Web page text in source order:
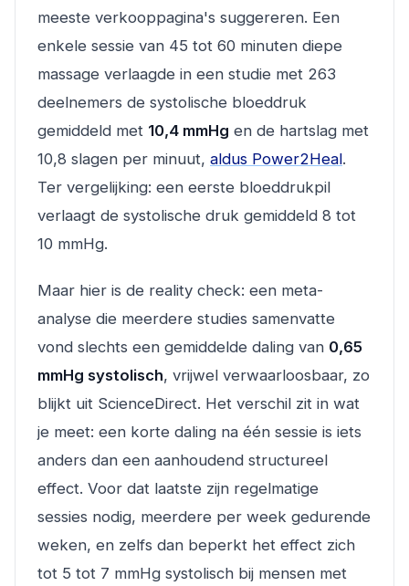
meeste verkooppagina's suggereren. Een
enkele sessie van 45 tot 60 minuten diepe
massage verlaagde in een studie met 263
deelnemers de systolische bloeddruk
gemiddeld met 10,4 mmHg en de hartslag met
10,8 slagen per minuut, aldus Power2Heal.
Ter vergelijking: een eerste bloeddrukpil
verlaagt de systolische druk gemiddeld 8 tot
10 mmHg.
Maar hier is de reality check: een meta-
analyse die meerdere studies samenvatte
vond slechts een gemiddelde daling van 0,65
mmHg systolisch, vrijwel verwaarloosbaar, zo
blijkt uit ScienceDirect. Het verschil zit in wat
je meet: een korte daling na één sessie is iets
anders dan een aanhoudend structureel
effect. Voor dat laatste zijn regelmatige
sessies nodig, meerdere per week gedurende
weken, en zelfs dan beperkt het effect zich
tot 5 tot 7 mmHg systolisch bij mensen met